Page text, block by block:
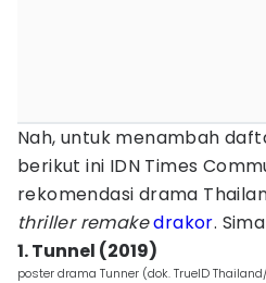
Nah, untuk menambah
berikut ini IDN Times
rekomendasi drama
thriller remakedrakor.
1. Tunnel (2019)
poster drama Tunner (dok. TrueID